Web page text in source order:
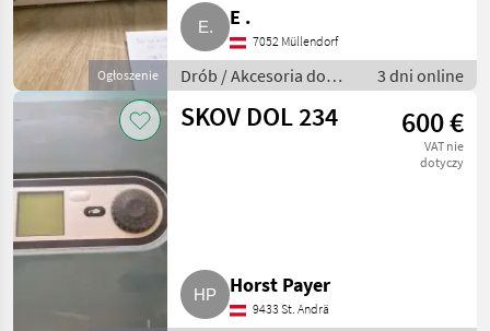
Ogłoszenie
E .
7052 Müllendorf
Drób / Akcesoria do
hodowli drobiu
3 dni online
SKOV DOL 234 600 €
VAT nie
dotyczy
Horst Payer
9433 St. Andrä